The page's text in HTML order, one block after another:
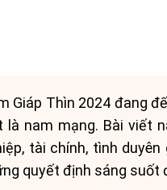
Giáp Thìn 2024 đang
là nam mạng. Bài viết
tài chính, tình
quyết định sáng suốt